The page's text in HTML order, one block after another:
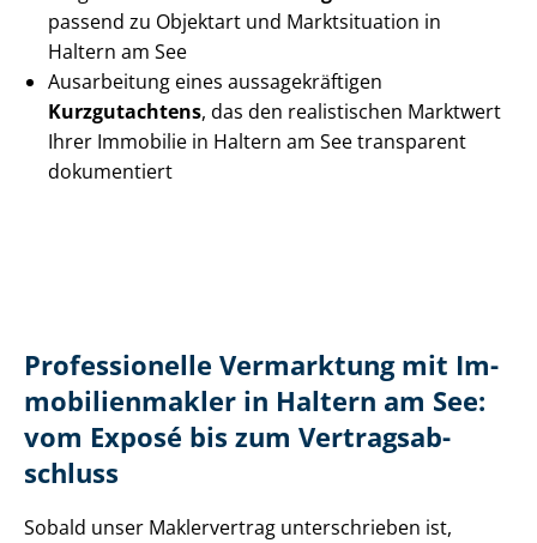
passend zu Objektart und Marktsituation in
Haltern am See
Ausarbeitung eines aus­sa­ge­kräf­ti­gen
Kurzgutachtens, das den realistischen Marktwert
Ihrer Immobilie in Haltern am See transparent
dokumentiert
Professionelle Vermarktung mit Im­
mo­bi­li­en­mak­ler in Haltern am See:
vom Exposé bis zum Ver­trags­ab­
schluss
Sobald unser Maklervertrag unterschrieben ist,